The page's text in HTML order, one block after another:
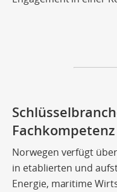
Fachkompetenz
Norwegen verfügt
in etablierten und
Energie, maritime